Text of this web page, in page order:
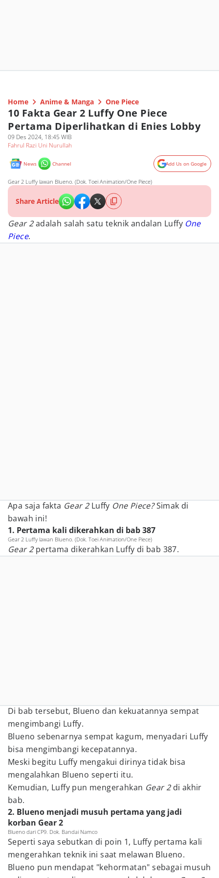
Home Anime & Manga One Piece
10 Fakta Gear 2 Luffy One Piece
Pertama Diperlihatkan di Enies Lobby
09 Des 2024, 18:45 WIB
Fahrul Razi Uni Nurullah
News Channel Add Us on Google
Gear 2 Luffy lawan Blueno. (Dok. Toei Animation/One Piece)
Share Article
Gear 2adalah salah satu teknik andalan Luffy One
Piece.
Apa saja fakta Gear 2 Luffy One Piece?Simak di
bawah ini!
1. Pertama kali dikerahkan di bab 387
Gear 2 Luffy lawan Blueno. (Dok. Toei Animation/One Piece)
Gear 2 pertama dikerahkan Luffy di bab 387.
Di bab tersebut, Blueno dan kekuatannya sempat
mengimbangi Luffy.
Blueno sebenarnya sempat kagum, menyadari Luffy
bisa mengimbangi kecepatannya.
Meski begitu Luffy mengakui dirinya tidak bisa
mengalahkan Blueno seperti itu.
Kemudian, Luffy pun mengerahkan Gear 2 di akhir
bab.
2. Blueno menjadi musuh pertama yang jadi
korban Gear 2
Blueno dari CP9. Dok. Bandai Namco
Seperti saya sebutkan di poin 1, Luffy pertama kali
mengerahkan teknik ini saat melawan Blueno.
Blueno pun mendapat "kehormatan" sebagai musuh